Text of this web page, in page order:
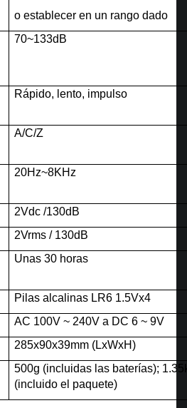
o establecer en un rango dado
70~133dB
Rápido, lento, impulso
A/C/Z
20Hz~8KHz
2Vdc /130dB
2Vrms / 130dB
Unas 30 horas
Pilas alcalinas LR6 1.5Vx4
AC 100V ~ 240V a DC 6 ~ 9V
285x90x39mm (LxWxH)
500g (incluidas las baterías);
(incluido el paquete)